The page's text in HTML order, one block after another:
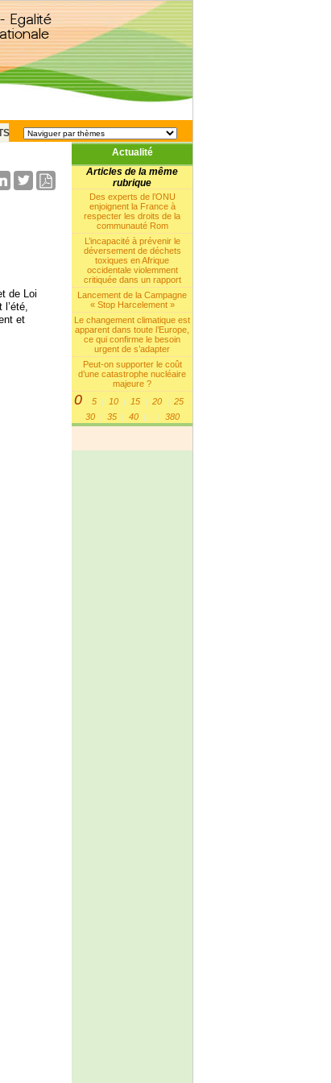
Actualité
Articles de la même
rubrique
Des experts de l’ONU
enjoignent la France à
respecter les droits de la
communauté Rom
L’incapacité à prévenir le
déversement de déchets
toxiques en Afrique
occidentale violemment
critiquée dans un rapport
Lancement de la Campagne
« Stop Harcelement »
Le changement climatique est
apparent dans toute l’Europe,
ce qui confirme le besoin
urgent de s’adapter
Peut-on supporter le coût
d’une catastrophe nucléaire
majeure ?
0| 5 | 10 | 15 | 20 | 25 |
30 | 35 | 40 | | 380
de Loi
et